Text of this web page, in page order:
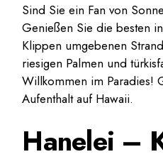
Sind Sie ein Fan von
Genießen Sie die besten
Klippen umgebenen
riesigen Palmen und
Willkommen im Paradies!
Aufenthalt auf Hawaii.
Hanelei –